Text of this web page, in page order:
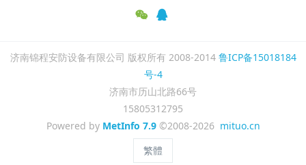
济南锦程安防设备有限公司 版权所有 2008-2014 鲁ICP备15018184
号-4
济南市历山北路66号
15805312795
Powered by MetInfo 7.9©2008-2026 mituo.cn
繁體